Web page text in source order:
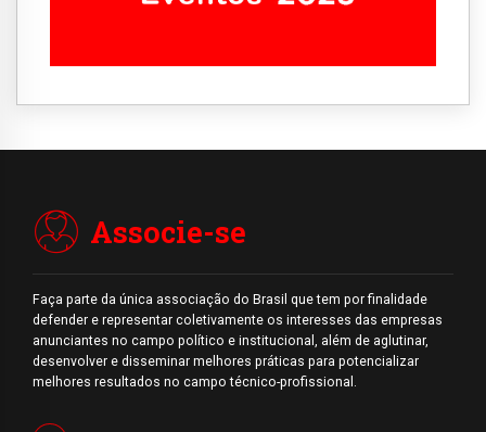
Associe-se
Faça parte da única associação do Brasil que tem por finalidade
defender e representar coletivamente os interesses das empresas
anunciantes no campo político e institucional, além de aglutinar,
desenvolver e disseminar melhores práticas para potencializar
melhores resultados no campo técnico-profissional.